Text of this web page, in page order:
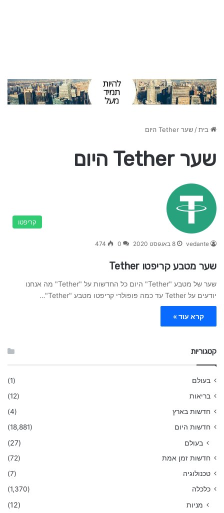
בית/שער Tether היום
שער Tether היום
קריפטו
vedante 8 באוגוסט 2020 0
474
שער מטבע קריפטו Tether
שער של מטבע "Tether" היום כל החדשות על "Tether" מה אנחנו
יודעים על Tether עד כמה פופולרי קריפטו מטבע "Tether"…
קרא עוד »
קטגוריות
בעולם
(1)
בריאות
(12)
חדשות בארץ
(4)
חדשות היום
(18,881)
בעולם (27)
חדשות זמן אמת
(72)
טכנולוגיה
(7)
כלכלה
(1,370)
מניות (12)